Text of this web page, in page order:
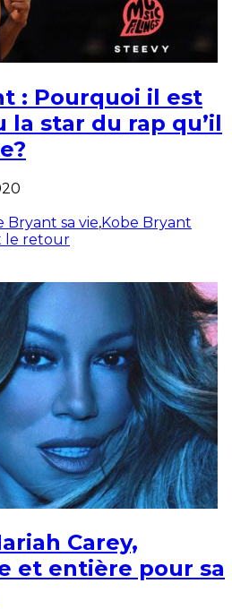
: Pourquoi il est
la star du rap qu’il
Bryant sa vie,Kobe Bryant
le retour
Carey,
et entière pour sa